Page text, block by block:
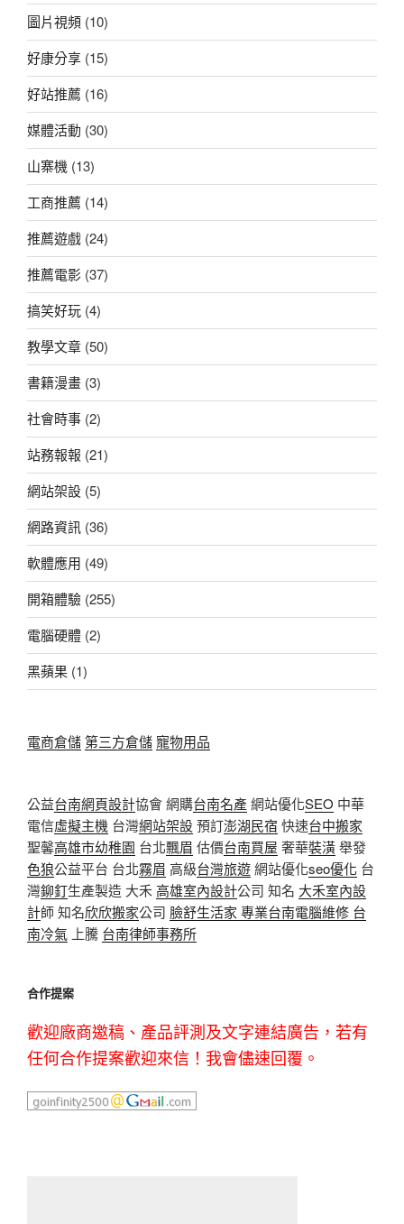
圖片視頻 (10)
好康分享 (15)
好站推薦 (16)
媒體活動 (30)
山寨機 (13)
工商推薦 (14)
推薦遊戲 (24)
推薦電影 (37)
搞笑好玩 (4)
教學文章 (50)
書籍漫畫 (3)
社會時事 (2)
站務報報 (21)
網站架設 (5)
網路資訊 (36)
軟體應用 (49)
開箱體驗 (255)
電腦硬體 (2)
黑蘋果 (1)
電商倉儲第三方倉儲寵物用品
公益台南網頁設計協會 網購台南名產網站優化SEO 中華
電信虛擬主機 台灣網站架設預訂澎湖民宿 快速台中搬家
聖馨高雄市幼稚園 台北飄眉 估價台南買屋 奢華裝潢舉發
色狼公益平台 台北霧眉 高級台灣旅遊網站優化seo優化 台
灣鉚釘生產製造 大禾高雄室內設計公司 知名 大禾室內設
計師 知名欣欣搬家公司 臉舒生活家 專業台南電腦維修 台
南冷氣 上騰 台南律師事務所
合作提案
歡迎廠商邀稿、產品評測及文字連結廣告，若有
任何合作提案歡迎來信！我會儘速回覆。